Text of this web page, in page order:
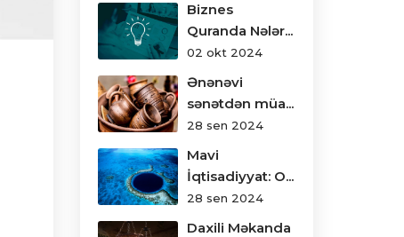
Biznes
Quranda Nələr...
02 okt 2024
Ənənəvi
sənətdən müa...
28 sen 2024
Mavi
İqtisadiyyat: O...
28 sen 2024
Daxili Məkanda